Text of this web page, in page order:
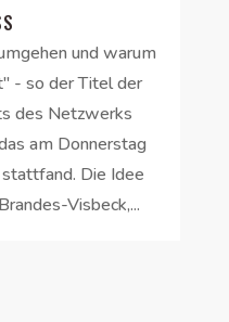
und warum
- so der Titel der
des Netzwerks
am Donnerstag
Die Idee
Visbeck,...